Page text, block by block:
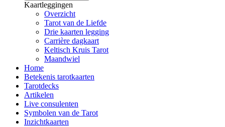
Kaartleggingen
Overzicht
Tarot van de Liefde
Drie kaarten legging
Carrière dagkaart
Keltisch Kruis Tarot
Maandwiel
Home
Betekenis tarotkaarten
Tarotdecks
Artikelen
Live consulenten
Symbolen van de Tarot
Inzichtkaarten